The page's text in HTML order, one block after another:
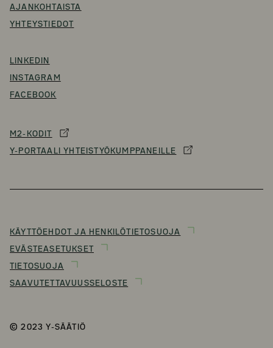
AJANKOHTAISTA
YHTEYSTIEDOT
LINKEDIN
INSTAGRAM
FACEBOOK
M2-KODIT
Y-PORTAALI YHTEISTYÖKUMPPANEILLE
© 2023 Y-SÄÄTIÖ
KÄYTTÖEHDOT JA HENKILÖTIETOSUOJA
EVÄSTEASETUKSET
TIETOSUOJA
SAAVUTETTAVUUSSELOSTE